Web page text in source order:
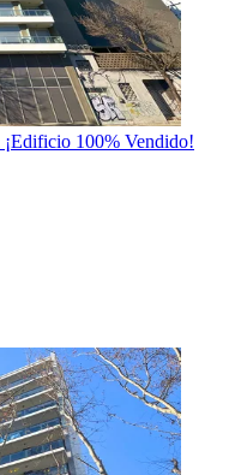
¡Edificio 100% Vendido!